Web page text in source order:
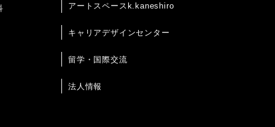
アートスペースk.kaneshiro
キャリアデザインセンター
留学・国際交流
法人情報